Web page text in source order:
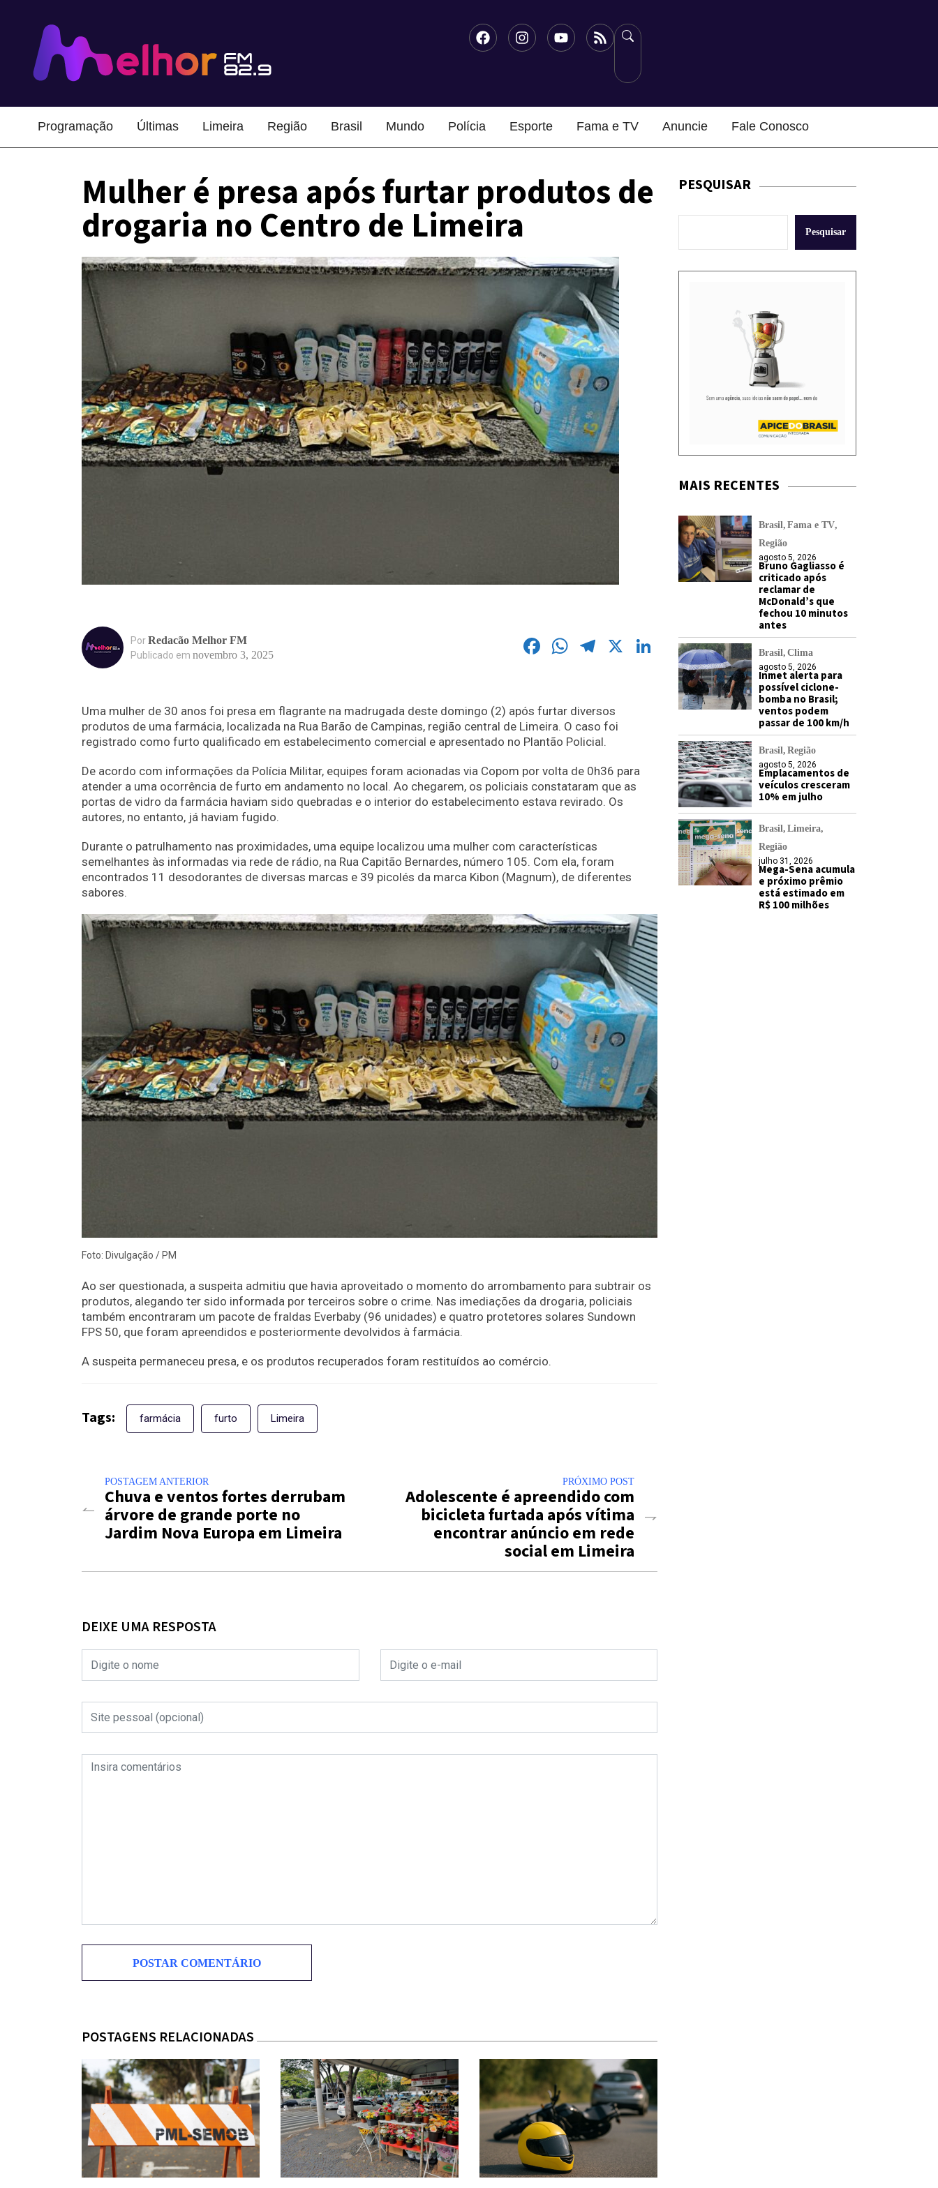
Programação Últimas Limeira Região Brasil Mundo Polícia Esporte Fama e TV Anuncie Fale Conosco
Mulher é presa após furtar produtos de
drogaria no Centro de Limeira
PorRedacão Melhor FM
Publicado em novembro 3, 2025 Facebook
WhatsApp
Telegram
X LinkedIn
Uma mulher de 30 anos foi presa em flagrante na madrugada deste domingo (2) após furtar diversos
produtos de uma farmácia, localizada na Rua Barão de Campinas, região central de Limeira. O caso foi
registrado como furto qualificado em estabelecimento comercial e apresentado no Plantão Policial.
De acordo com informações da Polícia Militar, equipes foram acionadas via Copom por volta de 0h36 para
atender a uma ocorrência de furto em andamento no local. Ao chegarem, os policiais constataram que as
portas de vidro da farmácia haviam sido quebradas e o interior do estabelecimento estava revirado. Os
autores, no entanto, já haviam fugido.
Durante o patrulhamento nas proximidades, uma equipe localizou uma mulher com características
semelhantes às informadas via rede de rádio, na Rua Capitão Bernardes, número 105. Com ela, foram
encontrados 11 desodorantes de diversas marcas e 39 picolés da marca Kibon (Magnum), de diferentes
sabores.
Foto: Divulgação / PM
Ao ser questionada, a suspeita admitiu que havia aproveitado o momento do arrombamento para subtrair os
produtos, alegando ter sido informada por terceiros sobre o crime. Nas imediações da drogaria, policiais
também encontraram um pacote de fraldas Everbaby (96 unidades) e quatro protetores solares Sundown
FPS 50, que foram apreendidos e posteriormente devolvidos à farmácia.
A suspeita permaneceu presa, e os produtos recuperados foram restituídos ao comércio.
Tags: farmácia furto Limeira
POSTAGEM ANTERIOR
Chuva e ventos fortes derrubam
árvore de grande porte no
Jardim Nova Europa em Limeira
PRÓXIMO POST
Adolescente é apreendido com
bicicleta furtada após vítima
encontrar anúncio em rede
social em Limeira
DEIXE UMA RESPOSTA
PESQUISAR
Pesquisar
MAIS RECENTES
Brasil Fama e TV
Região
agosto 5, 2026
Bruno Gagliasso é
criticado após
reclamar de
McDonald’s que
fechou 10 minutos
antes
Brasil Clima
agosto 5, 2026
Inmet alerta para
possível ciclone-
bomba no Brasil;
ventos podem
passar de 100 km/h
Brasil Região
agosto 5, 2026
Emplacamentos de
veículos cresceram
10% em julho
Brasil Limeira
Região
julho 31, 2026
Mega-Sena acumula
e próximo prêmio
está estimado em
R$ 100 milhões
POSTAGENS RELACIONADAS